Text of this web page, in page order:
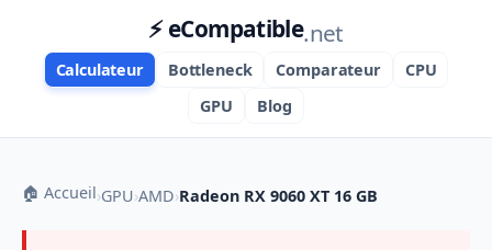
⚡ eCompatible.net
Calculateur Bottleneck Comparateur
CPU
GPU
Blog
🏠 Accueil›GPU›AMD›Radeon RX 9060 XT 16 GB